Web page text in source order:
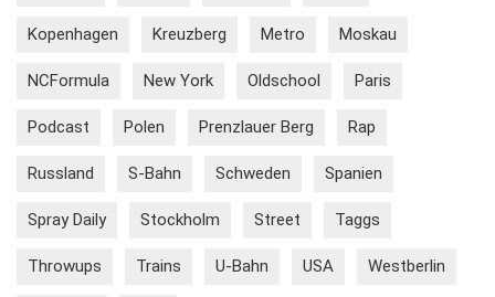
Kopenhagen Kreuzberg Metro Moskau
NCFormula New York Oldschool Paris
Podcast Polen Prenzlauer Berg Rap
Russland S-Bahn Schweden Spanien
Spray Daily Stockholm Street Taggs
Throwups Trains U-Bahn USA Westberlin